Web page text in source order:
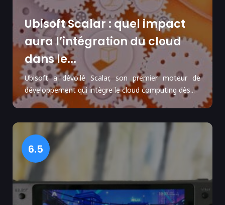
Ubisoft Scalar : quel impact
aura l’intégration du cloud
dans le...
Ubisoft a dévoilé Scalar, son premier moteur de
développement qui intègre le cloud computing dès...
6.5